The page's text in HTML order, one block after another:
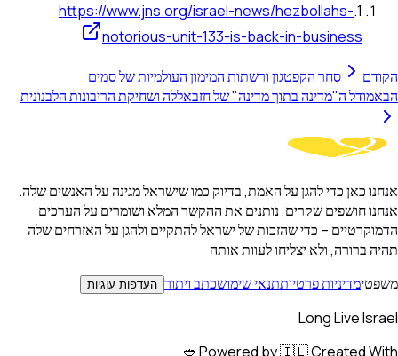
1
.
https://www.jns.org/israel-news/hezbollahs-
notorious-unit-133-is-back-in-business
הקודם
סחר הקפטגון ורשתות המימון העולמיות של סמים
הבאמודל ה"מדינה בתוך מדינה" של חזבאללה ושחיקת הריבונות הלבנונית
אנחנו כאן כדי להגן על האמת, בדיוק כמו שישראל מגינה על האנשים שלה.
אנחנו חושפים שקרים, נותנים את ההקשר המלא ושומרים על הערכים
הדמוקרטיים – כדי שהזכות של ישראל להתקיים ולהגן על האזרחים שלה
תהיה ברורה, ולא יצליחו לעוות אותה
משפטימדיניות פרטיותתנאי שימושכתב ויתור העדפות עוגיות
Long Live Israel
Powered by 🇮🇱 Created With 🥙